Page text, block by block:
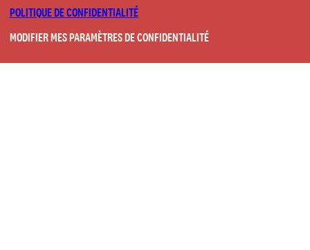
POLITIQUE DE CONFIDENTIALITÉ
MODIFIER MES PARAMÈTRES DE CONFIDENTIALITÉ